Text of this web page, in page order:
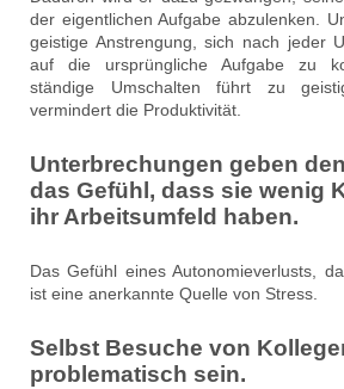
der eigentlichen Aufgabe abzulenken.
geistige Anstrengung, sich nach jeder
auf die ursprüngliche Aufgabe zu
ständige Umschalten führt zu
vermindert die Produktivität.
Unterbrechungen geben
das Gefühl, dass sie wenig
ihr Arbeitsumfeld haben.
Das Gefühl eines Autonomieverlusts,
ist eine anerkannte Quelle von Stress.
Selbst Besuche von
problematisch sein.